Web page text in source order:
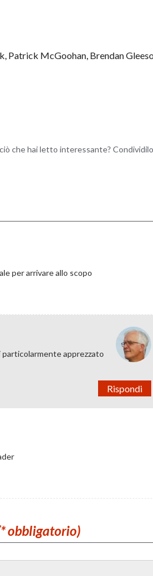
Patrick McGoohan, Brendan
che hai letto interessante?
per arrivare allo scopo
apprezzato
Rispondi
obbligatorio)